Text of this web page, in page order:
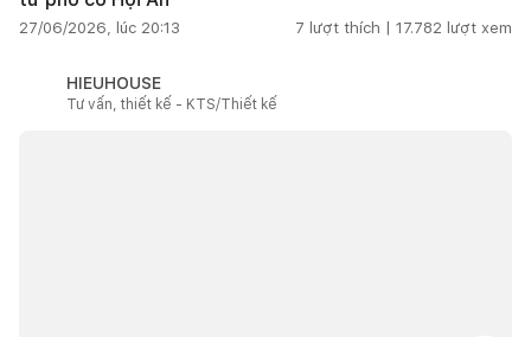
27/06/2026, lúc 20:13 7 lượt thích | 17.782 lượt xem
HIEUHOUSE
Tư vấn, thiết kế - KTS/Thiết kế